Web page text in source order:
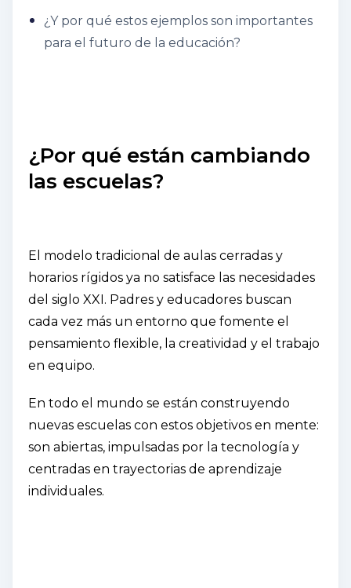
¿Y por qué estos ejemplos son importantes
para el futuro de la educación?
¿Por qué están cambiando
las escuelas?
El modelo tradicional de aulas cerradas y
horarios rígidos ya no satisface las necesidades
del siglo XXI. Padres y educadores buscan
cada vez más un entorno que fomente el
pensamiento flexible, la creatividad y el trabajo
en equipo.
En todo el mundo se están construyendo
nuevas escuelas con estos objetivos en mente:
son abiertas, impulsadas por la tecnología y
centradas en trayectorias de aprendizaje
individuales.